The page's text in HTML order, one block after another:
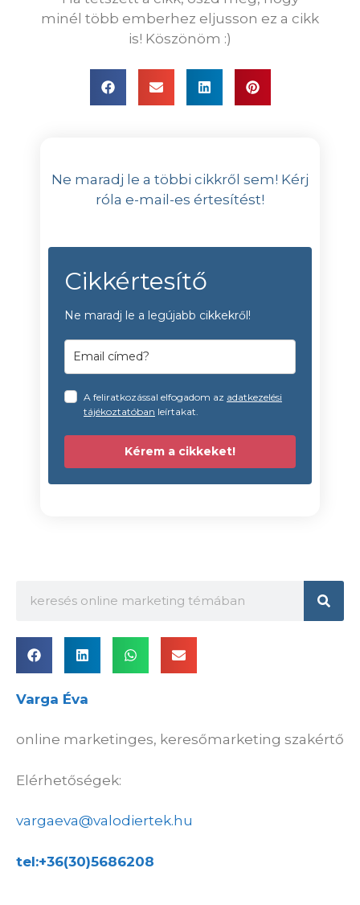
minél több emberhez eljusson ez a cikk
is! Köszönöm :)
Ne maradj le a többi cikkről sem! Kérj
róla e-mail-es értesítést!
Cikkértesítő
Ne maradj le a legújabb cikkekről!
A feliratkozással elfogadom az adatkezelési
tájékoztatóban leírtakat.
Kérem a cikkeket!
Varga Éva
online marketinges, keresőmarketing szakértő
Elérhetőségek:
vargaeva@valodiertek.hu
tel:+36(30)5686208